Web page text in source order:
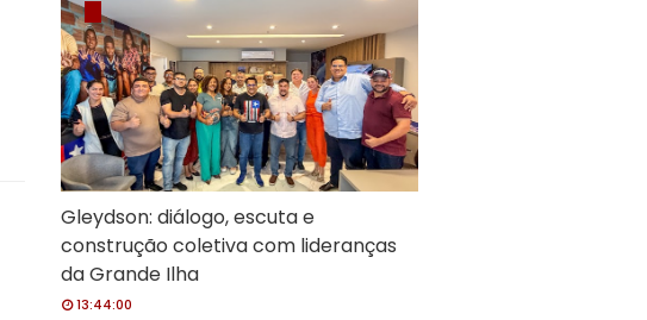
Gleydson: diálogo, escuta e
construção coletiva com lideranças
da Grande Ilha
13:44:00